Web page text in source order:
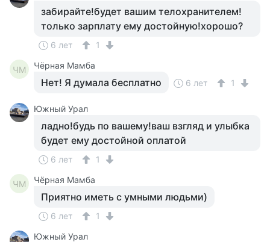
забирайте!будет вашим телохранителем!
только зарплату ему достойную!хорошо?
6 лет 1
ЧМ Чёрная Мамба
Нет! Я думала бесплатно 6 лет 1
Южный Урал
ладно!будь по вашему!ваш взгляд и улыбка
будет ему достойной оплатой
6 лет 1
ЧМ Чёрная Мамба
Приятно иметь с умными людьми)
6 лет
1
Южный Урал